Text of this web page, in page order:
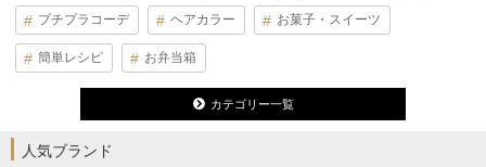
プチプラコーデ ヘアカラー お菓子・スイーツ
簡単レシピ お弁当箱
カテゴリー一覧
人気ブランド